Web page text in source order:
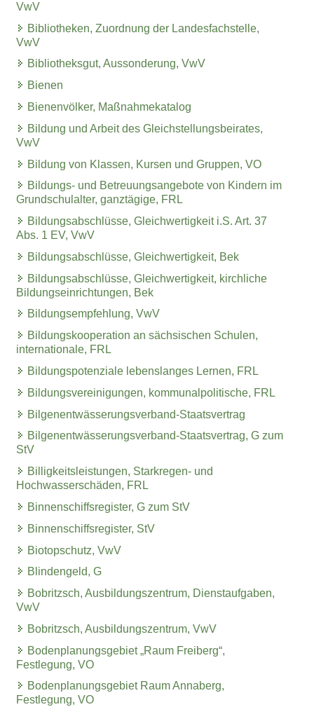
VwV
Bibliotheken, Zuordnung der Landesfachstelle,
VwV
Bibliotheksgut, Aussonderung, VwV
Bienen
Bienenvölker, Maßnahmekatalog
Bildung und Arbeit des Gleichstellungsbeirates,
VwV
Bildung von Klassen, Kursen und Gruppen, VO
Bildungs- und Betreuungsangebote von Kindern im
Grundschulalter, ganztägige, FRL
Bildungsabschlüsse, Gleichwertigkeit i.S. Art. 37
Abs. 1 EV, VwV
Bildungsabschlüsse, Gleichwertigkeit, Bek
Bildungsabschlüsse, Gleichwertigkeit, kirchliche
Bildungseinrichtungen, Bek
Bildungsempfehlung, VwV
Bildungskooperation an sächsischen Schulen,
internationale, FRL
Bildungspotenziale lebenslanges Lernen, FRL
Bildungsvereinigungen, kommunalpolitische, FRL
Bilgenentwässerungsverband-Staatsvertrag
Bilgenentwässerungsverband-Staatsvertrag, G zum
StV
Billigkeitsleistungen, Starkregen- und
Hochwasserschäden, FRL
Binnenschiffsregister, G zum StV
Binnenschiffsregister, StV
Biotopschutz, VwV
Blindengeld, G
Bobritzsch, Ausbildungszentrum, Dienstaufgaben,
VwV
Bobritzsch, Ausbildungszentrum, VwV
Bodenplanungsgebiet „Raum Freiberg“,
Festlegung, VO
Bodenplanungsgebiet Raum Annaberg,
Festlegung, VO